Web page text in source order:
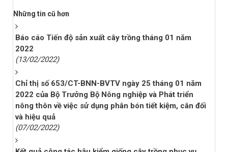
Những tin cũ hơn
Báo cáo Tiến độ sản xuất cây trồng tháng 01 năm
2022
(13/02/2022)
Chỉ thị số 653/CT-BNN-BVTV ngày 25 tháng 01 năm
2022 của Bộ Trưởng Bộ Nông nghiệp và Phát triển
nông thôn về việc sử dụng phân bón tiết kiệm, cân đối
và hiệu quả
(07/02/2022)